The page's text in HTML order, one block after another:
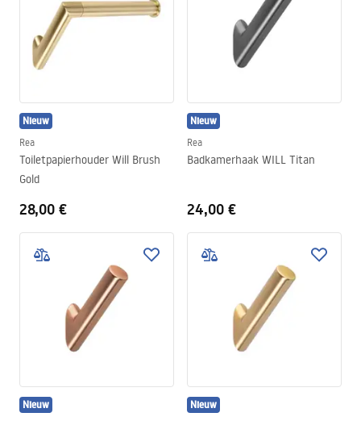
Nieuw
Rea
Toiletpapierhouder Will Brush
Gold
28,00 €
Nieuw
Rea
Badkamerhaak WILL Titan
24,00 €
Nieuw Nieuw